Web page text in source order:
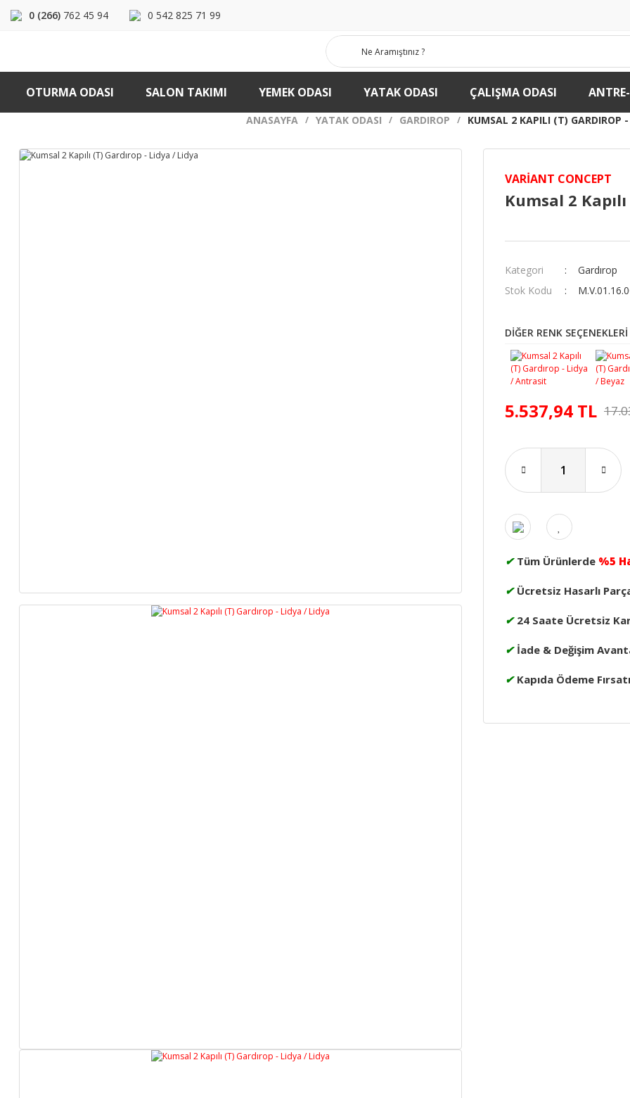
0 (266) 762 45 94 0 542 825 71 99
OTURMA ODASI SALON TAKIMI YEMEK ODASI YATAK ODASI ÇALIŞMA ODASI
ANASAYFA YATAK ODASI GARDIROP KUMSAL 2 KAPILI (T) GARDIROP
VARIANT CONCEPT
Kumsal 2
Kategori
Gardırop
Stok Kodu
DİĞER RENK SEÇENEKLERİ
5.537,94 TL
✔ Tüm Ürünlerde %5
✔ Ücretsiz Hasarlı
✔ 24 Saate Ücretsiz
✔ İade & Değişim
✔ Kapıda Ödeme Fırsatı